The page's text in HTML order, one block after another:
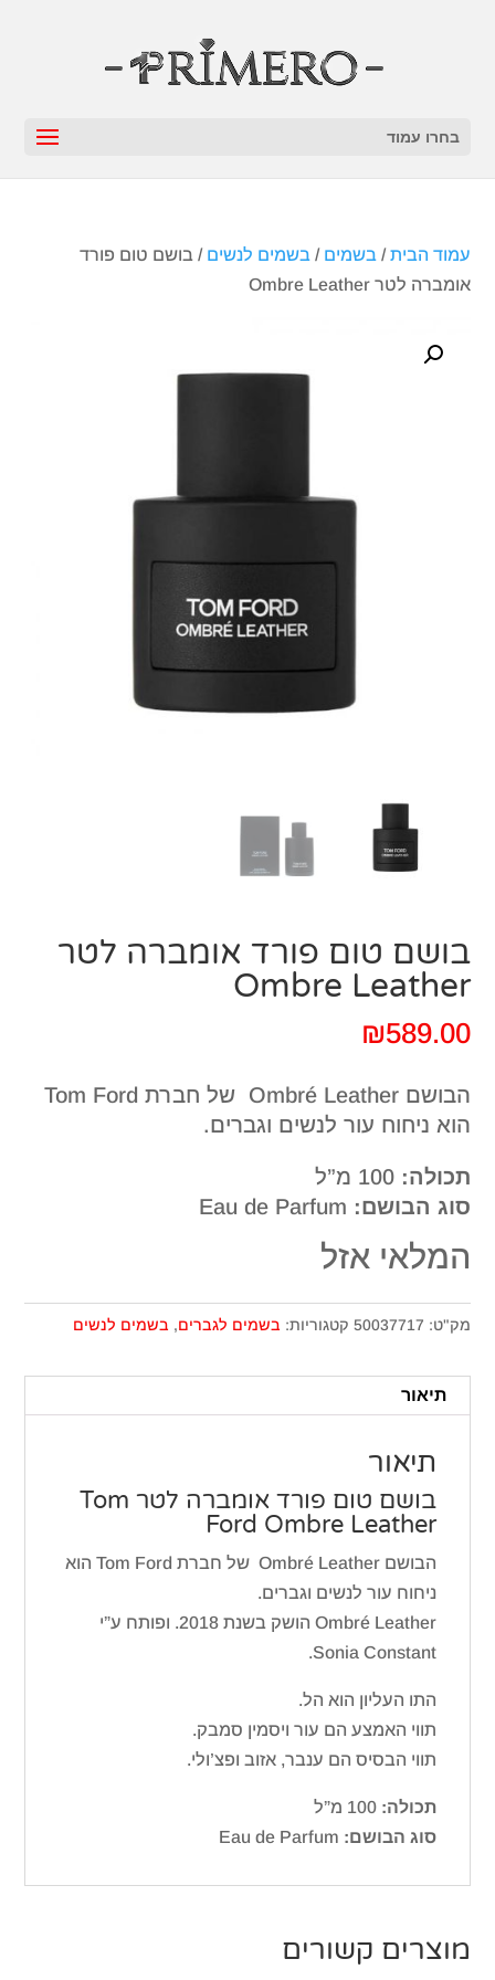
בחרו עמוד
עמוד הבית/בשמים /בשמים לנשים / בושם טום פורד
אומברה לטר Ombre Leather
בושם טום פורד אומברה לטר
Ombre Leather
₪589.00
הבושם Ombré Leather של חברת Tom Ford
הוא ניחוח עור לנשים וגברים.
תכולה: 100 מ”ל
סוג הבושם:
המלאי אזל
מק"ט: 50037717 קטגוריות: בשמים לגברים, בשמים לנשים
תיאור
תיאור
בושם טום פורד אומברה לטר Tom
Ford Ombre Leather
הבושם Ombré Leather של חברת Tom Ford הוא
ניחוח עור לנשים וגברים.
Ombré Leather הושק בשנת 2018. ופותח ע”י
Sonia Constant.
התו העליון הוא הל.
תווי האמצע הם עור ויסמין סמבק.
תווי הבסיס הם ענבר, אזוב ופצ’ולי.
תכולה: 100 מ”ל
סוג הבושם:
מוצרים קשורים